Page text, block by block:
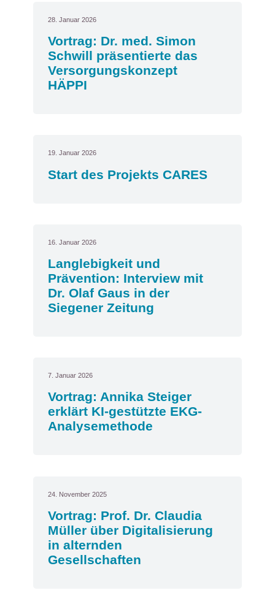
28. Januar 2026
Vortrag: Dr. med. Simon
Schwill präsentierte das
Versorgungskonzept
HÄPPI
19. Januar 2026
Start des Projekts CARES
16. Januar 2026
Langlebigkeit und
Prävention: Interview mit
Dr. Olaf Gaus in der
Siegener Zeitung
7. Januar 2026
Vortrag: Annika Steiger
erklärt KI-gestützte EKG-
Analysemethode
24. November 2025
Vortrag: Prof. Dr. Claudia
Müller über Digitalisierung
in alternden
Gesellschaften